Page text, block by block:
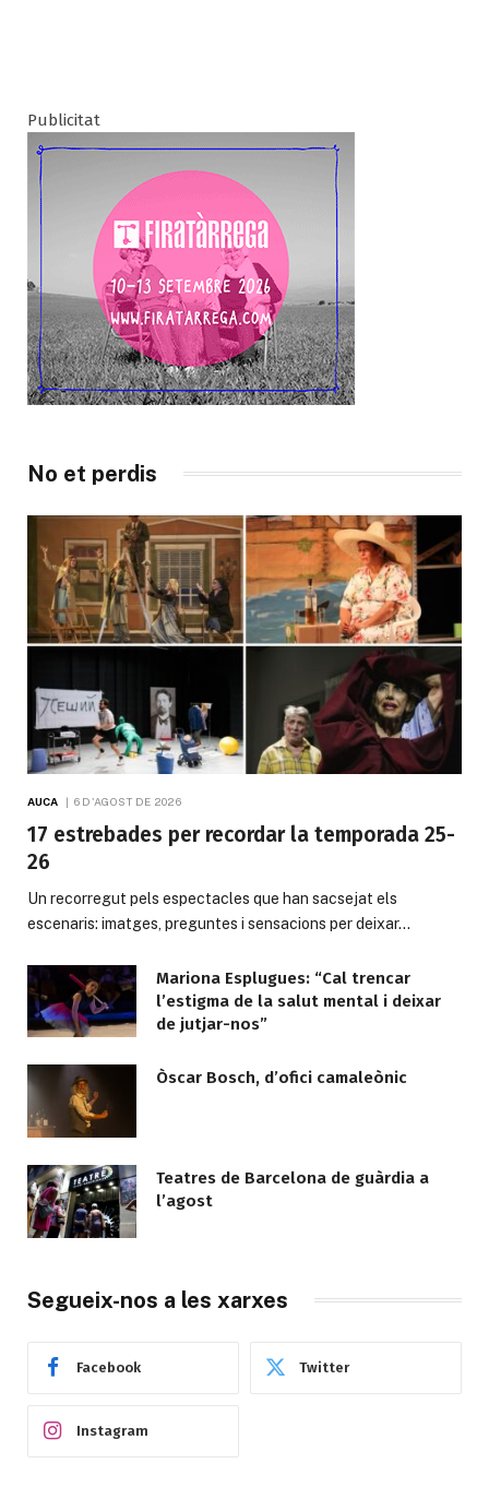
Publicitat
No et perdis
AUCA 6 D'AGOST DE 2026
17 estrebades per recordar la temporada 25-
26
Un recorregut pels espectacles que han sacsejat els
escenaris: imatges, preguntes i sensacions per deixar…
Mariona Esplugues: “Cal trencar
l’estigma de la salut mental i deixar
de jutjar-nos”
Òscar Bosch, d’ofici camaleònic
Teatres de Barcelona de guàrdia a
l’agost
Segueix-nos a les xarxes
Facebook Twitter
Instagram